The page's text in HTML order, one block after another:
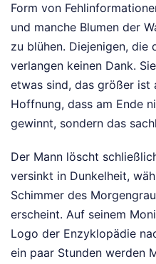
Form von
und manche Blumen der
zu blühen. Diejenigen, die
verlangen keinen Dank.
etwas sind, das größer ist
Hoffnung, dass am Ende
gewinnt, sondern das
Der Mann löscht
versinkt in Dunkelheit,
Schimmer des
erscheint. Auf seinem
Logo der Enzyklopädie
ein paar Stunden werden